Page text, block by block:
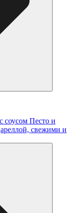
соусом Песто и
свежими и